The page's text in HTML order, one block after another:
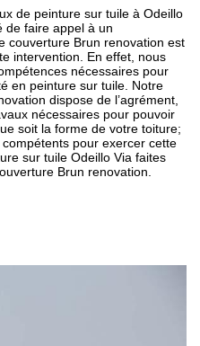
de peinture sur tuile à Odeillo
de faire appel à un
couverture Brun renovation est
intervention. En effet, nous
nécessaires pour
en peinture sur tuile. Notre
dispose de l’agrément,
nécessaires pour pouvoir
soit la forme de votre toiture;
pour exercer cette
sur tuile Odeillo Via faites
Brun renovation.